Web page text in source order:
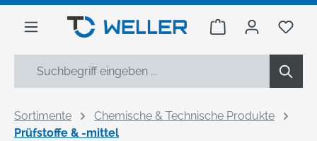
springen
Warenkorb Du
Sortimente
Chemische & Technische Produkte
Prüfstoffe & -mittel